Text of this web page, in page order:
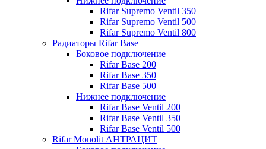
Rifar Supremo Ventil 350
Rifar Supremo Ventil 500
Rifar Supremo Ventil 800
Радиаторы Rifar Base
Боковое подключение
Rifar Base 200
Rifar Base 350
Rifar Base 500
Нижнее подключение
Rifar Base Ventil 200
Rifar Base Ventil 350
Rifar Base Ventil 500
Rifar Monolit АНТРАЦИТ